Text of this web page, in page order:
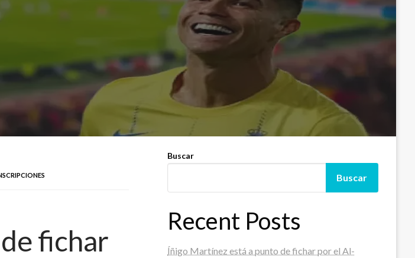
fichar
Buscar
Buscar
Recent Posts
Íñigo Martínez está a punto de fichar por el Al-